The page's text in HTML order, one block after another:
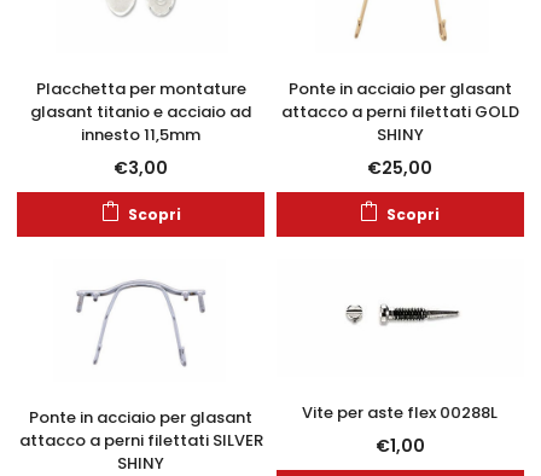
Placchetta per montature
glasant titanio e acciaio ad
innesto 11,5mm
€3,00
Scopri
Ponte in acciaio per glasant
attacco a perni filettati GOLD
SHINY
€25,00
Scopri
Ponte in acciaio per glasant
attacco a perni filettati SILVER
SHINY
Vite per aste flex 00288L
€1,00